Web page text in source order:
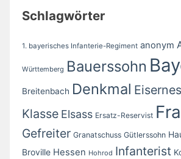
Schlagwörter
1. bayerisches Infanterie-Regiment anonym
Württemberg Bauerssohn
Breitenbach Denkmal
Klasse Elsass Ersatz-Reservist
Gefreiter Granatschuss Gütlerssohn
Broville Hessen Hohrod Infanterist